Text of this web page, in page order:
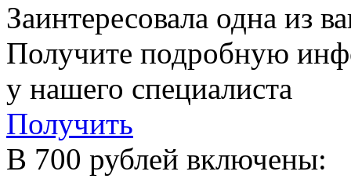
Заинтересовала одна из
Получите подробную
у нашего специалиста
Получить
В 700 рублей включены: